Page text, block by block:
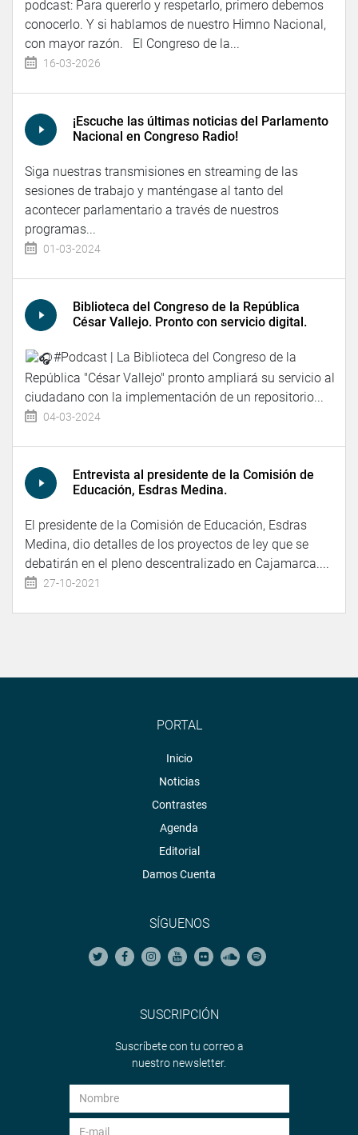
podcast: Para quererlo y respetarlo, primero debemos
conocerlo. Y si hablamos de nuestro Himno Nacional,
con mayor razón. El Congreso de la...
16-03-2026
¡Escuche las últimas noticias del Parlamento
Nacional en Congreso Radio!
Siga nuestras transmisiones en streaming de las
sesiones de trabajo y manténgase al tanto del
acontecer parlamentario a través de nuestros
programas...
01-03-2024
Biblioteca del Congreso de la República
César Vallejo. Pronto con servicio digital.
#Podcast | La Biblioteca del Congreso de la
República "César Vallejo" pronto ampliará su servicio al
ciudadano con la implementación de un repositorio...
04-03-2024
Entrevista al presidente de la Comisión de
Educación, Esdras Medina.
El presidente de la Comisión de Educación, Esdras
Medina, dio detalles de los proyectos de ley que se
debatirán en el pleno descentralizado en Cajamarca....
27-10-2021
PORTAL
Inicio
Noticias
Contrastes
Agenda
Editorial
Damos Cuenta
SÍGUENOS
SUSCRIPCIÓN
Suscríbete con tu correo a
nuestro newsletter.